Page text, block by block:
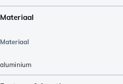
Materiaal
Materiaal
aluminium